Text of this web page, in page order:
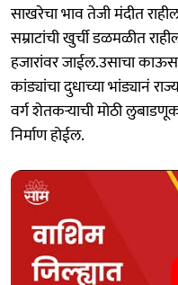
साखरेचा भाव तेजी मंदीत
सम्राटांची खुर्ची डळमळीत
हजारांवर जाईल.उसाचा
कांड्यांचा दुधाच्या भांड्यानं
वर्ग शेतकऱ्याची मोठी
निर्माण होईल.